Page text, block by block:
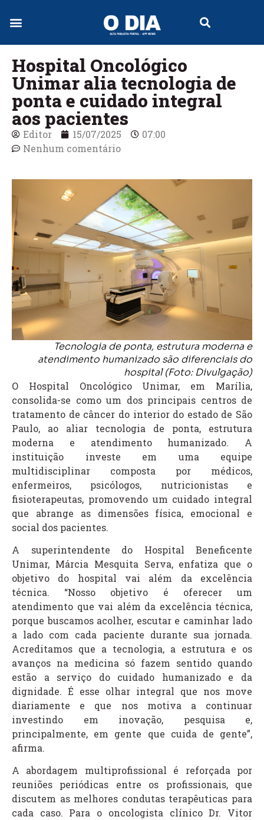
Hospital Oncológico
Unimar alia tecnologia de
ponta e cuidado integral
aos pacientes
Editor 15/07/2025
07:00
Nenhum comentário
Tecnologia de ponta, estrutura moderna e
atendimento humanizado são diferenciais do
hospital (Foto: Divulgação)
O Hospital Oncológico Unimar, em Marília,
consolida-se como um dos principais centros de
tratamento de câncer do interior do estado de São
Paulo, ao aliar tecnologia de ponta, estrutura
moderna e atendimento humanizado. A
instituição investe em uma equipe
multidisciplinar composta por médicos,
enfermeiros, psicólogos, nutricionistas e
fisioterapeutas, promovendo um cuidado integral
que abrange as dimensões física, emocional e
social dos pacientes.
A superintendente do Hospital Beneficente
Unimar, Márcia Mesquita Serva, enfatiza que o
objetivo do hospital vai além da excelência
técnica. “Nosso objetivo é oferecer um
atendimento que vai além da excelência técnica,
porque buscamos acolher, escutar e caminhar lado
a lado com cada paciente durante sua jornada.
Acreditamos que a tecnologia, a estrutura e os
avanços na medicina só fazem sentido quando
estão a serviço do cuidado humanizado e da
dignidade. É esse olhar integral que nos move
diariamente e que nos motiva a continuar
investindo em inovação, pesquisa e,
principalmente, em gente que cuida de gente”,
afirma.
A abordagem multiprofissional é reforçada por
reuniões periódicas entre os profissionais, que
discutem as melhores condutas terapêuticas para
cada caso. Para o oncologista clínico Dr. Vitor